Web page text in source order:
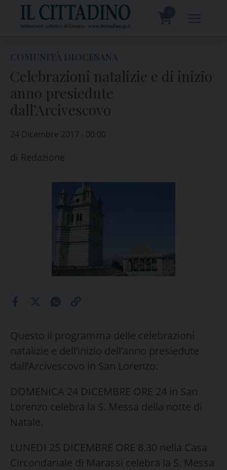
content
Celebrazioni natalizie e di inizio
anno presiedute
dall’Arcivescovo
24 Dicembre 2017 - 00:00
di Redazione
Questo il programma delle celebrazioni
natalizie e dell’inizio dell’anno presiedute
dall’Arcivescovo in San Lorenzo:
DOMENICA 24 DICEMBRE ORE 24 in San
Lorenzo celebra la S. Messa della notte di
Natale.
LUNEDI 25 DICEMBRE ORE 8.30 nella Casa
Circondariale di Marassi celebra la S. Messa